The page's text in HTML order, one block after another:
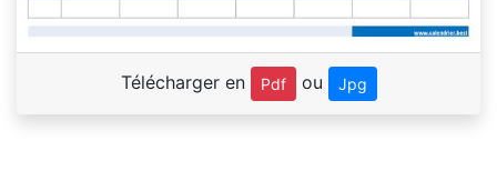
Télécharger en Pdf ou Jpg